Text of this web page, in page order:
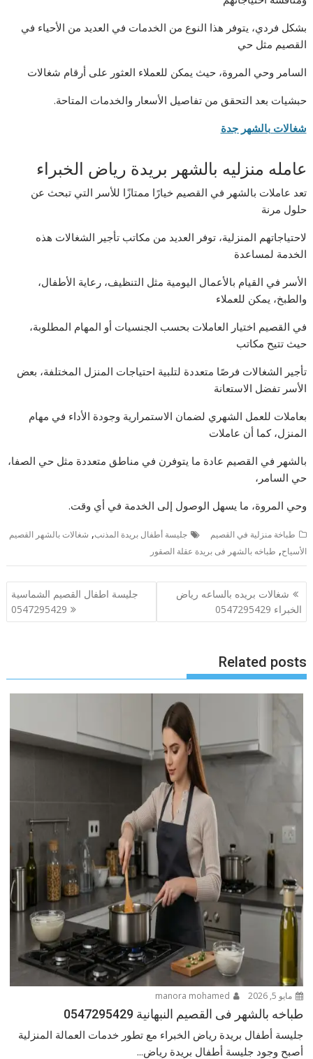
بشكل فردي، يتوفر هذا النوع من الخدمات في العديد من الأحياء في
القصيم مثل حي
السامر وحي المروة، حيث يمكن للعملاء العثور على أرقام شغالات
حبشيات بعد التحقق من تفاصيل الأسعار والخدمات المتاحة.
شغالات بالشهر جدة
عامله منزليه بالشهر بريدة رياض الخبراء
تعد عاملات بالشهر في القصيم خيارًا ممتازًا للأسر التي تبحث عن
حلول مرنة
لاحتياجاتهم المنزلية، توفر العديد من مكاتب تأجير الشغالات هذه
الخدمة لمساعدة
الأسر في القيام بالأعمال اليومية مثل التنظيف، رعاية الأطفال،
والطبخ، يمكن للعملاء
في القصيم اختيار العاملات بحسب الجنسيات أو المهام المطلوبة،
حيث تتيح مكاتب
تأجير الشغالات فرصًا متعددة لتلبية احتياجات المنزل المختلفة، بعض
الأسر تفضل الاستعانة
بعاملات للعمل الشهري لضمان الاستمرارية وجودة الأداء في مهام
المنزل، كما أن عاملات
بالشهر في القصيم عادة ما يتوفرن في مناطق متعددة مثل حي الصفا،
حي السامر،
وحي المروة، ما يسهل الوصول إلى الخدمة في أي وقت.
طباخة منزلية في القصيم جليسة أطفال بريدة المذنب, شغالات بالشهر القصيم
الأسياح, طباخه بالشهر فى بريدة عقلة الصقور
تصفّح
المقالات
شغالات بريده بالساعه رياض
الخبراء 0547295429
جليسة اطفال القصيم الشماسية
0547295429
Related posts
مايو 5, 2026
طباخه بالشهر فى القصيم النبهانية 0547295429
جليسة أطفال بريدة رياض الخبراء مع تطور خدمات العمالة المنزلية
أصبح وجود جليسة أطفال بريدة رياض...